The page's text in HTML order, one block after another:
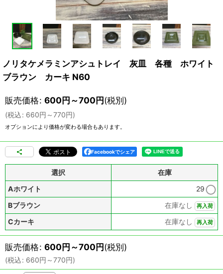
ノリタケメラミンアシュトレイ 灰皿 各種 ホワイト
ブラウン カーキ N60
販売価格: 600円～700円(税別)
(税込: 660円 ～770円)
オプションにより価格が変わる場合もあります。
Facebookでシェア
選択
在庫
Aホワイト
29
Bブラウン
在庫なし 再入荷
Cカーキ 在庫なし 再入荷
販売価格: 600円～700円(税別)
(税込: 660円 ～770円)